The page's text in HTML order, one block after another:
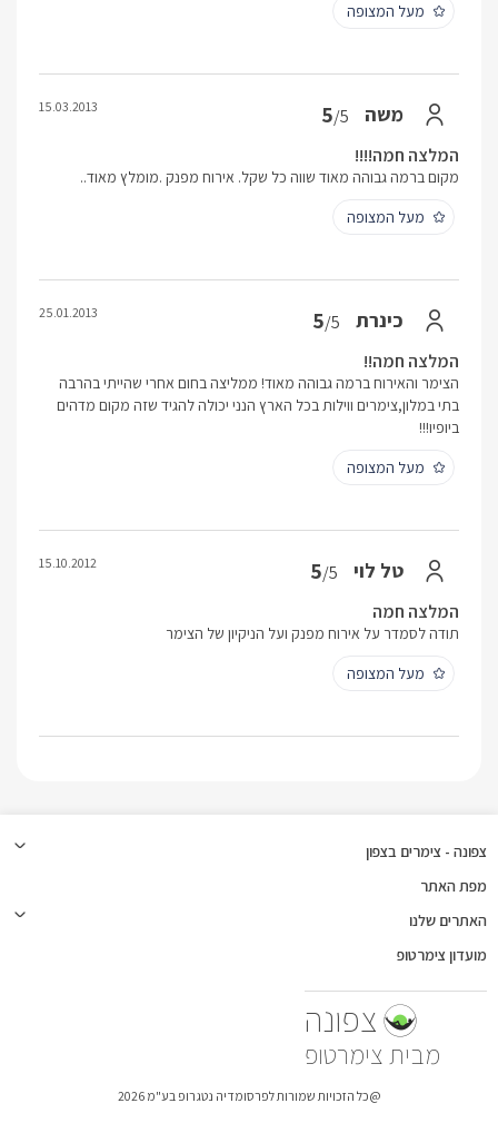
מעל המצופה
משה 5/5
15.03.2013
המלצה חמה!!!!
מקום ברמה גבוהה מאוד שווה כל שקל. אירוח מפנק .מומלץ מאוד..
מעל המצופה
כינרת 5/5
25.01.2013
המלצה חמה!!
הצימר והאירוח ברמה גבוהה מאוד! ממליצה בחום אחרי שהייתי בהרבה
בתי במלון,צימרים ווילות בכל הארץ הנני יכולה להגיד שזה מקום מדהים
ביופיו!!!
מעל המצופה
טל לוי 5/5
15.10.2012
המלצה חמה
תודה לסמדר על אירוח מפנק ועל הניקיון של הצימר
מעל המצופה
צפונה
צימרטופ
צפונה - צימרים בצפון
מפת האתר
האתרים שלנו
מועדון צימרטופ
@כל הזכויות שמורות לפרסומדיה נטגרופ בע"מ 2026